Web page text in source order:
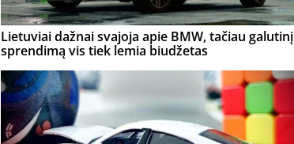
Lietuviai dažnai svajoja apie BMW, tačiau galutinį
sprendimą vis tiek lemia biudžetas